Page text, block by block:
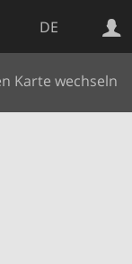
DE
Karte wechseln